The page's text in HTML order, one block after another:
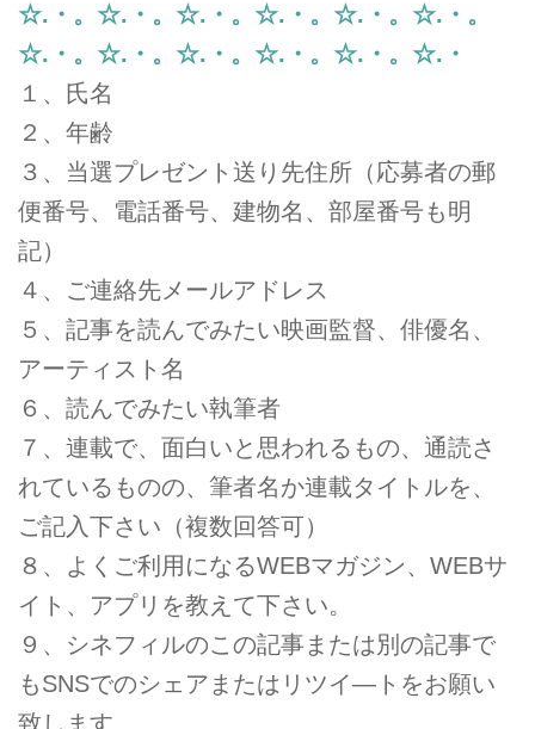
☆.・。☆.・。☆.・。☆.・。☆.・。☆.・。
☆.・。☆.・。☆.・。☆.・。☆.・。☆.・
１、氏名
２、年齢
３、当選プレゼント送り先住所（応募者の郵
便番号、電話番号、建物名、部屋番号も明
記）
４、ご連絡先メールアドレス
５、記事を読んでみたい映画監督、俳優名、
アーティスト名
６、読んでみたい執筆者
７、連載で、面白いと思われるもの、通読さ
れているものの、筆者名か連載タイトルを、
ご記入下さい（複数回答可）
８、よくご利用になるWEBマガジン、WEBサ
イト、アプリを教えて下さい。
９、シネフィルのこの記事または別の記事で
もSNSでのシェアまたはリツイ―トをお願い
致します。